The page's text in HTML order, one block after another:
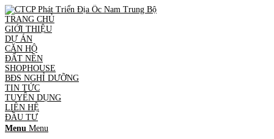
TRANG CHỦ
GIỚI THIỆU
DỰ ÁN
CĂN HỘ
ĐẤT NỀN
SHOPHOUSE
BĐS NGHỈ DƯỠNG
TIN TỨC
TUYỂN DỤNG
LIÊN HỆ
ĐẦU TƯ
Menu Menu